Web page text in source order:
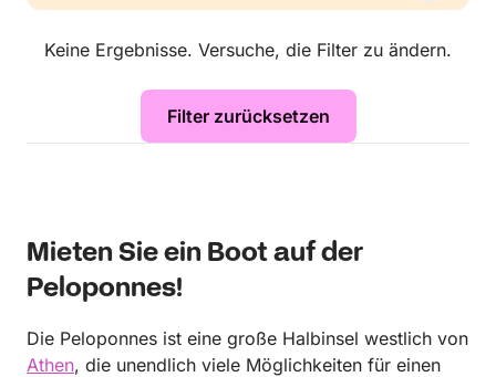
Keine Ergebnisse. Versuche, die Filter zu ändern.
Filter zurücksetzen
Mieten Sie ein Boot auf der
Peloponnes!
Die Peloponnes ist eine große Halbinsel westlich von
Athen, die unendlich viele Möglichkeiten für einen